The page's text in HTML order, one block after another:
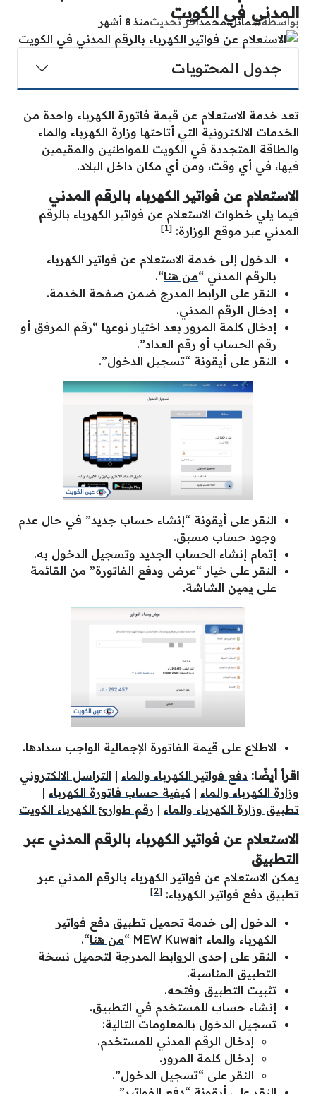
المدني في الكويت
بواسطةشمائل محمدآخر تحديثمنذ 8 أشهر
جدول المحتويات
تعد خدمة الاستعلام عن قيمة فاتورة الكهرباء واحدة من
الخدمات الالكترونية التي أتاحتها وزارة الكهرباء والماء
والطاقة المتجددة في الكويت للمواطنين والمقيمين
فيها، في أي وقت، ومن أي مكان داخل البلاد.
الاستعلام عن فواتير الكهرباء بالرقم المدني
فيما يلي خطوات الاستعلام عن فواتير الكهرباء بالرقم
المدني عبر موقع الوزارة: [1]
الدخول إلى خدمة الاستعلام عن فواتير الكهرباء
بالرقم المدني “من هنا“.
النقر على الرابط المدرج ضمن صفحة الخدمة.
إدخال الرقم المدني.
إدخال كلمة المرور بعد اختيار نوعها “رقم المرفق أو
رقم الحساب أو رقم العداد”.
النقر على أيقونة “تسجيل الدخول”.
النقر على أيقونة “إنشاء حساب جديد” في حال عدم
وجود حساب مسبق.
إتمام إنشاء الحساب الجديد وتسجيل الدخول به.
النقر على خيار “عرض ودفع الفاتورة” من القائمة
على يمين الشاشة.
الاطلاع على قيمة الفاتورة الإجمالية الواجب سدادها.
اقرأ أيضًا: دفع فواتير الكهرباء والماء | التراسل الالكتروني
وزارة الكهرباء والماء | كيفية حساب فاتورة الكهرباء |
تطبيق وزارة الكهرباء والماء | رقم طوارئ الكهرباء الكويت
الاستعلام عن فواتير الكهرباء بالرقم المدني عبر
التطبيق
يمكن الاستعلام عن فواتير الكهرباء بالرقم المدني عبر
تطبيق دفع فواتير الكهرباء: [2]
الدخول إلى خدمة تحميل تطبيق دفع فواتير
الكهرباء والماء MEW Kuwait “
من هنا“.
النقر على إحدى الروابط المدرجة لتحميل نسخة
التطبيق المناسبة.
تثبيت التطبيق وفتحه.
إنشاء حساب للمستخدم في التطبيق.
تسجيل الدخول بالمعلومات التالية:
إدخال الرقم المدني للمستخدم.
إدخال كلمة المرور.
النقر على “تسجيل الدخول”.